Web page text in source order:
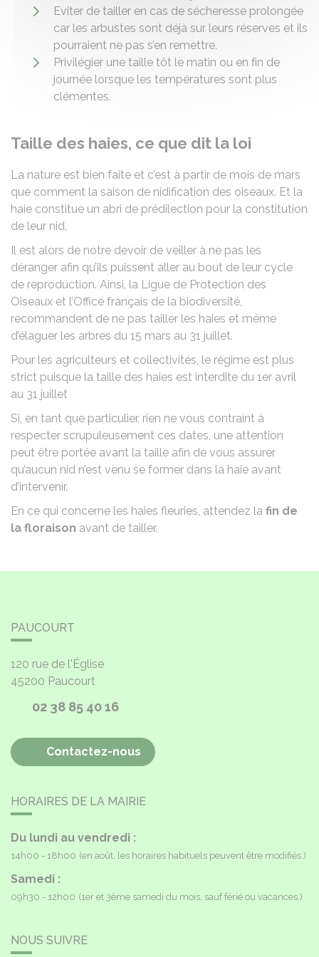
Eviter de tailler en cas de sécheresse prolongée
car les arbustes sont déjà sur leurs réserves et ils
pourraient ne pas s’en remettre.
Privilégier une taille tôt le matin ou en fin de
journée lorsque les températures sont plus
clémentes.
Taille des haies, ce que dit la loi
La nature est bien faite et c’est à partir de mois de mars
que comment la saison de nidification des oiseaux. Et la
haie constitue un abri de prédilection pour la constitution
de leur nid.
Il est alors de notre devoir de veiller à ne pas les
déranger afin qu’ils puissent aller au bout de leur cycle
de reproduction. Ainsi, la Ligue de Protection des
Oiseaux et l’Office français de la biodiversité,
recommandent de ne pas tailler les haies et même
d’élaguer les arbres du 15 mars au 31 juillet.
Pour les agriculteurs et collectivités, le régime est plus
strict puisque la taille des haies est interdite du 1er avril
au 31 juillet
Si, en tant que particulier, rien ne vous contraint à
respecter scrupuleusement ces dates, une attention
peut être portée avant la taille afin de vous assurer
qu’aucun nid n’est venu se former dans la haie avant
d’intervenir.
En ce qui concerne les haies fleuries, attendez la fin de
la floraison avant de tailler.
PAUCOURT
120 rue de l'Église
45200 Paucourt
02 38 85 40 16
Contactez-nous
HORAIRES DE LA MAIRIE
Du lundi au vendredi :
14h00 - 18h00 (en août, les horaires habituels peuvent être modifiés.)
Samedi :
09h30 - 12h00 (1er et 3ème samedi du mois, sauf férié ou vacances.)
NOUS SUIVRE